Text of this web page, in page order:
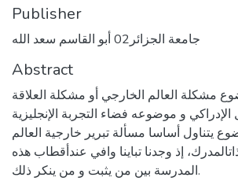
Publisher
جامعة الجزائر02 أبو القاسم سعد الله
Abstract
مشكلة العالم الخارجي أو مشكلة العلاقة
الإدراكي و موضوعه فضاء التجربة الإنجليزية
يتناول أساسا مسألة تبرير خارجية العالم
إذ وجدنا تباينا وافي عندأقطاب هذه
المدرسة بين من يثبت و من ينكر ذلك.